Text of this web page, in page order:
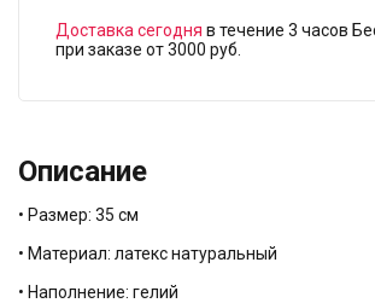
Доставка сегодня в течение 3 часов
при заказе от 3000 руб.
Описание
• Размер: 35 см
• Материал: латекс натуральный
• Наполнение: гелий